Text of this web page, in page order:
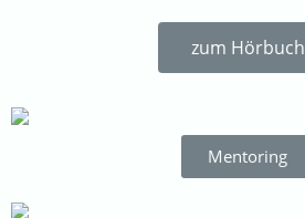
zum Hörbuch
Mentoring